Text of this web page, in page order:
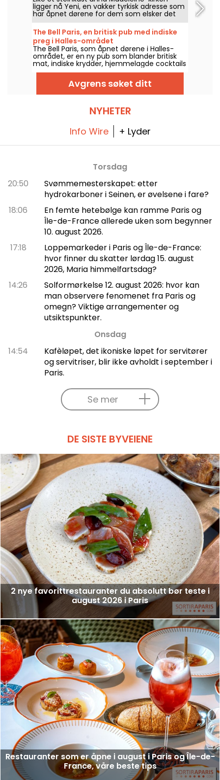
ligger nå Yeni, en vakker tyrkisk adresse som
har åpnet dørene for dem som elsker det
solfylte og smakfulle tyrkiske kjøkkenet siden
slutten av 2025. En hyggelig og stemningsfull
tabell, perfekt for en aperitiff med mezzé
om kvelden, hvor gjestfriheten er like varm
som rettene.
The Bell Paris, en britisk pub med indiske
preg i Halles-området
The Bell Paris, som åpnet dørene i Halles-
området, er en ny pub som blander britisk
mat, indiske krydder, hjemmelagde cocktails
og håndverksøl i et interiør signert Jim
Avgrens søket ditt
NYHETER
Info Wire + Lyder
Torsdag
20:50
Svømmemesterskapet: etter
hydrokarboner i Seinen, er øvelsene i fare?
18:06
En femte hetebølge kan ramme Paris og
Île-de-France allerede uken som begynner
10. august 2026.
17:18
Loppemarkeder i Paris og Île-de-France:
hvor finner du skatter lørdag 15. august
2026, Maria himmelfartsdag?
14:26
Solformørkelse 12. august 2026: hvor kan
man observere fenomenet fra Paris og
omegn? Viktige arrangementer og
utsiktspunkter.
Onsdag
14:54
Kafèløpet, det ikoniske løpet for servitører
og servitriser, blir ikke avholdt i september i
Paris.
Se mer
DE SISTE BYVEIENE
2 nye favorittrestauranter du absolutt bør teste i
august 2026 i Paris
Restauranter som er åpne i august i Paris og Île-de-
France, våre beste tips